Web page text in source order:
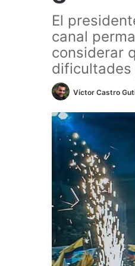
El
canal
considerar
dificultades
Víctor Castro